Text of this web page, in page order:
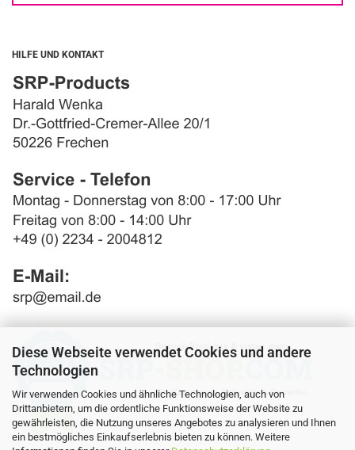
Diese Webseite verwendet Cookies und andere
Technologien
Wir verwenden Cookies und ähnliche Technologien, auch von
Drittanbietern, um die ordentliche Funktionsweise der Website zu
gewährleisten, die Nutzung unseres Angebotes zu analysieren und Ihnen
ein bestmögliches Einkaufserlebnis bieten zu können. Weitere
HILFE UND KONTAKT